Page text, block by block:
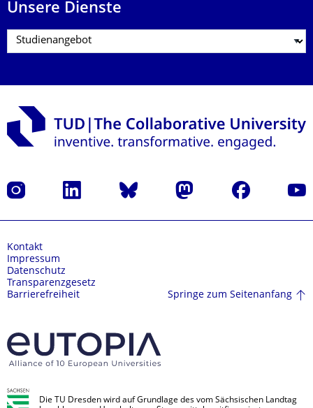
Unsere Dienste
Instagram LinkedIn Bluesky Mastodon Facebook
Kontakt
Impressum
Datenschutz
Transparenzgesetz
Barrierefreiheit
Springe zum Seitenanfang
Die TU Dresden wird auf Grundlage des vom Sächsischen Landtag